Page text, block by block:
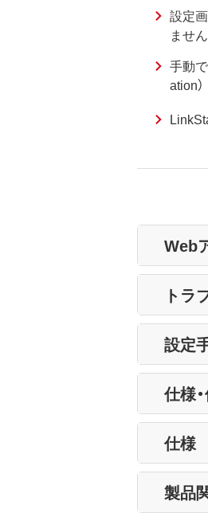
設定
ません
手動
ation）
Web
トラ
設定
仕様
仕様
製品